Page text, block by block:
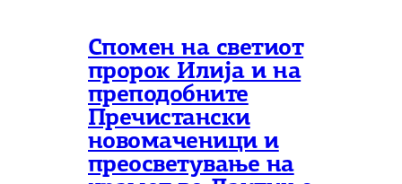
Спомен на светиот
пророк Илија и на
преподобните
Пречистански
новомаченици и
преосветување на